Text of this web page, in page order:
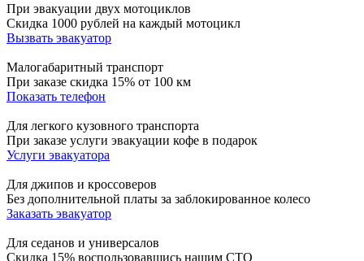
При эвакуации двух мотоциклов
Скидка 1000 рублей на каждый мотоцикл
Вызвать эвакуатор
Малогабаритный транспорт
При заказе скидка 15% от 100 км
Показать телефон
Для легкого кузовного транспорта
При заказе услуги эвакуации кофе в подарок
Услуги эвакуатора
Для джипов и кроссоверов
Без дополнительной платы за заблокированное колесо
Заказать эвакуатор
Для седанов и универсалов
Скидка 15% воспользовавшись нашим СТО